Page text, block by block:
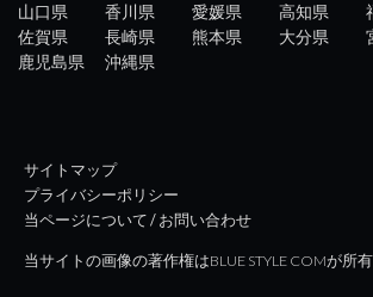
山口県
香川県 愛媛県 高知県
佐賀県
長崎県 熊本県 大分県
鹿児島県
沖縄県
サイトマップ
プライバシーポリシー
当ページについて / お問い合わせ
当サイトの画像の著作権はBLUE STYLE COMが所